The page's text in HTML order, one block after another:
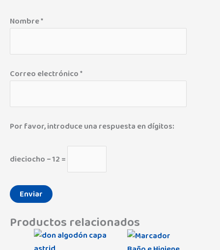
Nombre*
Correo electrónico*
Por favor, introduce una respuesta en dígitos:
dieciocho − 12 =
Productos relacionados